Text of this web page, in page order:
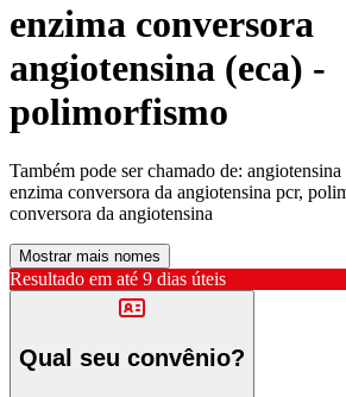
enzima conversora
angiotensina (eca) -
polimorfismo
Também pode ser chamado de: angiotensina
enzima conversora da angiotensina pcr,
conversora da angiotensina
Mostrar mais nomes
Resultado em até 9 dias úteis
Qual seu convênio?